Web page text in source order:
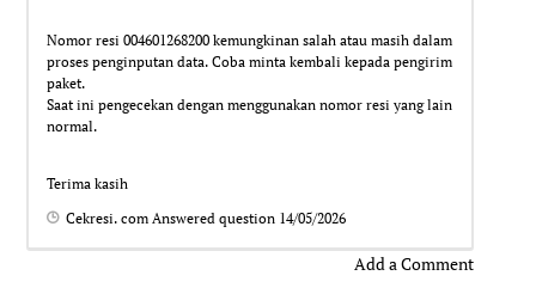
Nomor resi 004601268200 kemungkinan salah atau masih dalam
proses penginputan data. Coba minta kembali kepada pengirim
paket.
Saat ini pengecekan dengan menggunakan nomor resi yang lain
normal.
Terima kasih
Cekresi. com Answered question 14/05/2026
Add a Comment